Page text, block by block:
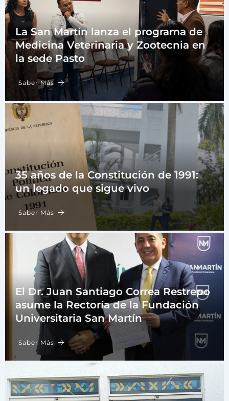
La San Martín lanza el programa de
Medicina Veterinaria y Zootecnia en
la sede Pasto
Saber Más
35 años de la Constitución de 1991:
un legado que sigue vivo
Saber Más
El Dr. Juan Santiago Correa Restrepo
asume la Rectoría de la Fundación
Universitaria San Martín
Saber Más